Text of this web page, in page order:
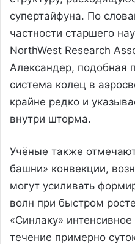
супертайфуна. По
частности старшего
NorthWest Research
Александер, подобная
система колец в
крайне редко и
внутри шторма.
Учёные также
башни» конвекции,
могут усиливать
волн при быстром
«Синлаку»
течение примерно